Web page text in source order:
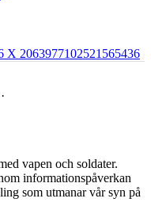
X 2063977102521565436
·
vapen och soldater.
informationspåverkan
som utmanar vår syn på